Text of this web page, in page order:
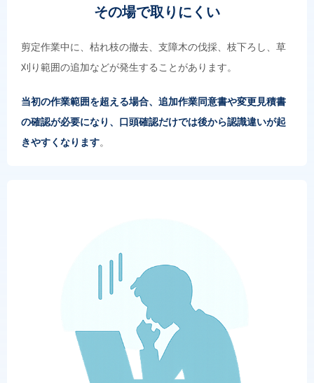
その場で取りにくい
剪定作業中に、枯れ枝の撤去、支障木の伐採、枝下ろし、草
刈り範囲の追加などが発生することがあります。
当初の作業範囲を超える場合、追加作業同意書や変更見積書
の確認が必要になり、口頭確認だけでは後から認識違いが起
きやすくなります。